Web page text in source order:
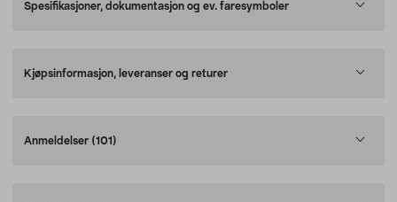
Spesifikasjoner, dokumentasjon og ev. faresymboler
Kjøpsinformasjon, leveranser og returer
Anmeldelser (101)